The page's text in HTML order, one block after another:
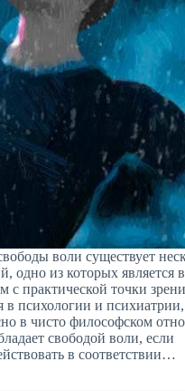
воли существует
одно из которых является
с практической точки
в психологии и
в чисто философском
свободой воли, если
в соответствии…